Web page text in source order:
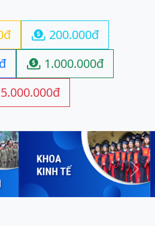
 200.000đ
 1.000.000đ
5.000.000đ
Next